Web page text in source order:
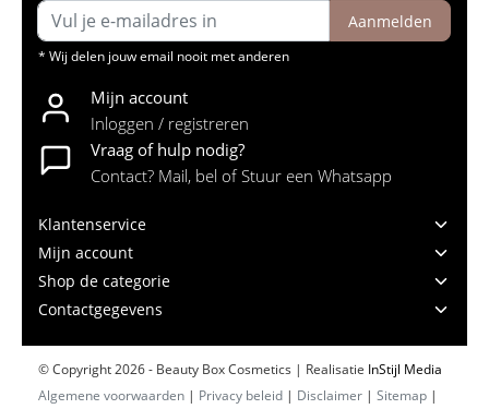
Aanmelden
* Wij delen jouw email nooit met anderen
Mijn account
Inloggen / registreren
Vraag of hulp nodig?
Contact? Mail, bel of Stuur een Whatsapp
Klantenservice
Mijn account
Shop de categorie
Contactgegevens
© Copyright 2026 - Beauty Box Cosmetics | Realisatie InStijl Media
Algemene voorwaarden | Privacy beleid | Disclaimer | Sitemap |